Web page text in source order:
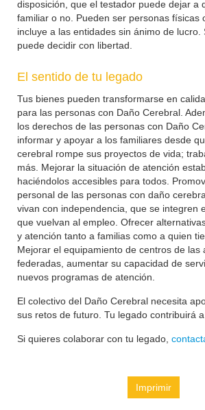
disposición, que el testador puede dejar a
familiar o no. Pueden ser personas físicas
incluye a las entidades sin ánimo de
puede decidir con libertad.
El sentido de tu legado
Tus bienes pueden transformarse en
para las personas con Daño Cerebral.
los derechos de las personas con Daño
informar y apoyar a los familiares desde
cerebral rompe sus proyectos de vida;
más. Mejorar la situación de atención
haciéndolos accesibles para todos.
personal de las personas con daño
vivan con independencia, que se integren
que vuelvan al empleo. Ofrecer
y atención tanto a familias como a quien
Mejorar el equipamiento de centros de las
federadas, aumentar su capacidad de
nuevos programas de atención.
El colectivo del Daño Cerebral necesita
sus retos de futuro. Tu legado contribuirá
Si quieres colaborar con tu legado,
Imprimir